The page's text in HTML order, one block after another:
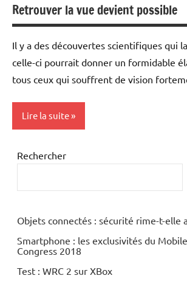
Retrouver la vue devient possible
Il y a des découvertes scientifiques qui
celle-ci pourrait donner un formidable
tous ceux qui souffrent de vision
Lire la suite
Science
Rechercher
Objets connectés : sécurité rime-t-elle
Smartphone : les exclusivités du
Congress 2018
Test : WRC 2 sur XBox